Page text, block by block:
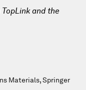
and the
Materials, Springer